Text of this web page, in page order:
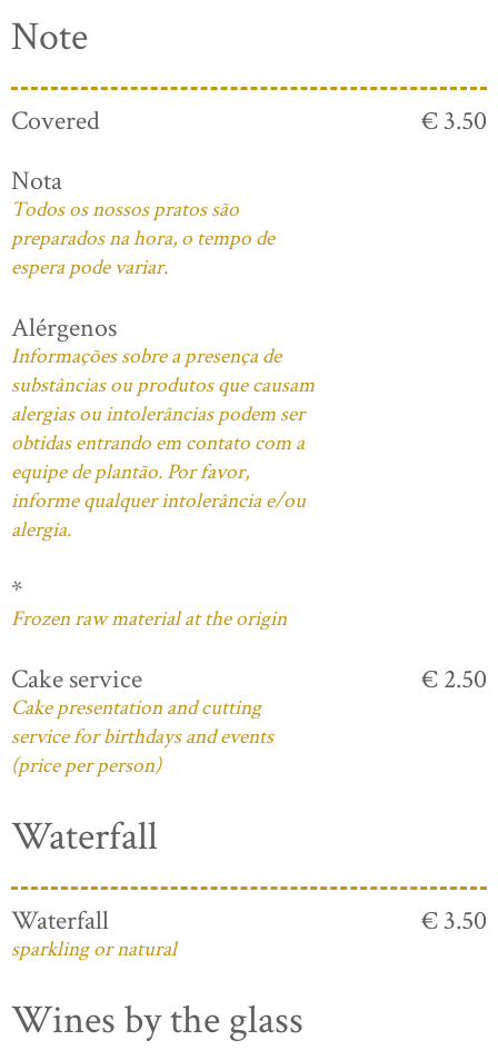
Note
Covered
€ 3.50
Nota
Todos os nossos pratos são
preparados na hora, o tempo de
espera pode variar.
Alérgenos
Informações sobre a presença de
substâncias ou produtos que causam
alergias ou intolerâncias podem ser
obtidas entrando em contato com a
equipe de plantão. Por favor,
informe qualquer intolerância e/ou
alergia.
*
Frozen raw material at the origin
Cake service
Cake presentation and cutting
service for birthdays and events
(price per person)
€ 2.50
Waterfall
Waterfall
sparkling or natural
€ 3.50
Wines by the glass